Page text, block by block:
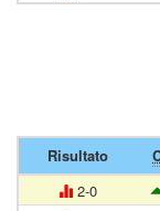
Risultato
2-0